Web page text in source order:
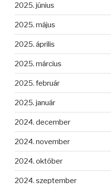
2025. június
2025. május
2025. április
2025. március
2025. február
2025. január
2024. december
2024. november
2024. október
2024. szeptember